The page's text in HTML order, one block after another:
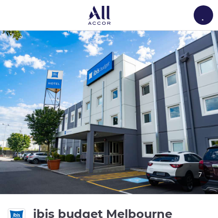
ibis budget Melbourne
7